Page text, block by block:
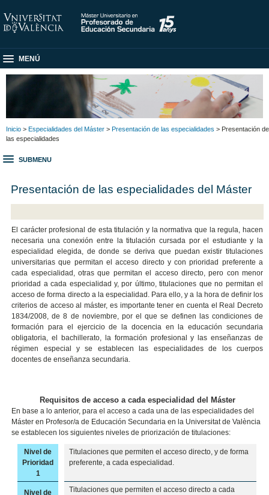
MENÚ
Inicio > Especialidades del Máster > Presentación de las especialidades > Presentación de
las especialidades
SUBMENU
Presentación de las especialidades del Máster
El carácter profesional de esta titulación y la normativa que la regula, hacen
necesaria una conexión entre la titulación cursada por el estudiante y la
especialidad elegida, de donde se deriva que puedan existir titulaciones
universitarias que permitan el acceso directo y con prioridad preferente a
cada especialidad, otras que permitan el acceso directo, pero con menor
prioridad a cada especialidad y, por último, titulaciones que no permitan el
acceso de forma directo a la especialidad. Para ello, y a la hora de definir los
criterios de acceso al máster, es importante tener en cuenta el Real Decreto
1834/2008, de 8 de noviembre, por el que se definen las condiciones de
formación para el ejercicio de la docencia en la educación secundaria
obligatoria, el bachillerato, la formación profesional y las enseñanzas de
régimen especial y se establecen las especialidades de los cuerpos
docentes de enseñanza secundaria.
Requisitos de acceso a cada especialidad del Máster
En base a lo anterior, para el acceso a cada una de las especialidades del
Máster en Profesor/a de Educación Secundaria en la Universitat de València
se establecen los siguientes niveles de priorización de titulaciones:
Nivel de
Prioridad
1
Titulaciones que permiten el acceso directo, y de forma
preferente, a cada especialidad.
Nivel de
Titulaciones que permiten el acceso directo a cada